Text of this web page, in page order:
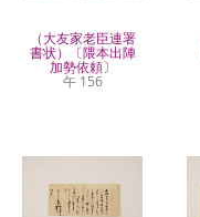
（大友家老臣連署
書状）〔隈本出陣
加勢依頼〕
午 156